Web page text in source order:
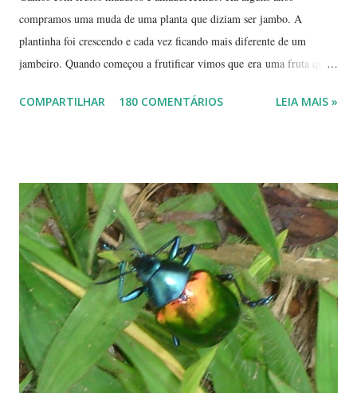
compramos uma muda de uma planta que diziam ser jambo. A
plantinha foi crescendo e cada vez ficando mais diferente de um
jambeiro. Quando começou a frutificar vimos que era uma fruta que
pequena, tem mais ou menos um quarto do tamanho de um jambo,
mostrar a polpa. A pele é bem fininha... Cada uma das
frutinhas possui duas sementes, parecendo uma semente dividida.
Duas frutinhas ao lado de um jambo. Essa foto foi feita ontem,
domingo, após a colheita. ----------------------------
COMPARTILHAR 180 COMENTÁRIOS LEIA MAIS »